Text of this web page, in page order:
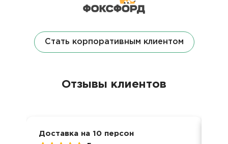
Стать корпоративным клиентом
Отзывы клиентов
Доставка на 10 персон